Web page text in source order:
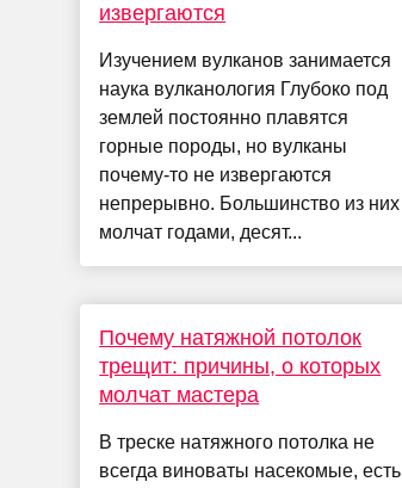
извергаются
Изучением вулканов занимается
наука вулканология Глубоко под
землей постоянно плавятся
горные породы, но вулканы
почему-то не извергаются
непрерывно. Большинство из них
молчат годами, десят...
Почему натяжной потолок
трещит: причины, о которых
молчат мастера
В треске натяжного потолка не
всегда виноваты насекомые, есть